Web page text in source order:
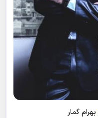
بهرام گمار